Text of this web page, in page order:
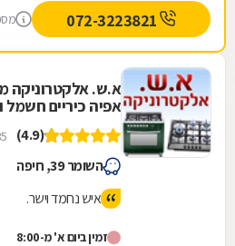
א.ש. אלקטרוניקה
אפיה כיריים חשמל
(4.9)
35
השומר 39, חיפה
איש נחמד וישר.
זמין ביום א' מ-8:00